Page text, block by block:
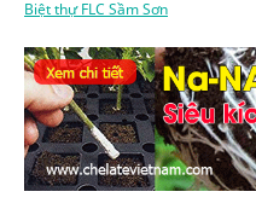
Biệt thự FLC Sầm Sơn